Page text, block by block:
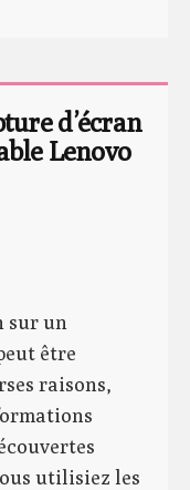
d’écran
Lenovo
sur un
être
raisons,
utilisiez les